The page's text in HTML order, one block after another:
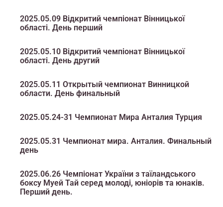
2025.05.09 Відкритий чемпіонат Вінницької
області. День перший
2025.05.10 Відкритий чемпіонат Вінницької
області. День другий
2025.05.11 Открытый чемпионат Винницкой
области. День финальный
2025.05.24-31 Чемпионат Мира Анталия Турция
2025.05.31 Чемпионат мира. Анталия. Финальный
день
2025.06.26 Чемпіонат України з таїландського
боксу Муей Тай серед молоді, юніорів та юнаків.
Перший день.